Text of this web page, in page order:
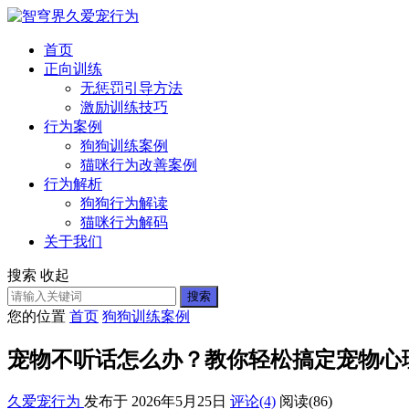
首页
正向训练
无惩罚引导方法
激励训练技巧
行为案例
狗狗训练案例
猫咪行为改善案例
行为解析
狗狗行为解读
猫咪行为解码
关于我们
搜索 收起
搜索
您的位置 首页 狗狗训练案例
宠物不听话怎么办？教你轻松搞定宠物心
久爱宠行为 发布于 2026年5月25日 评论(4) 阅读(86)